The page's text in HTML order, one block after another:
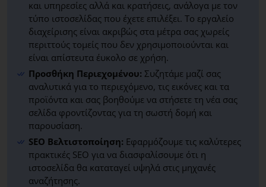
και υπηρεσίες αλλά και κρατήσεις, ανάλογα με τον
τύπο ιστοσελίδας που έχετε επιλέξει. Το εργαλείο
διαχείρισης είναι ακριβώς στα μέτρα σας χωρείς
περιττούς τομείς που δεν χρησιμοποιούνται και
είναι απίστευτα έυκολο σε χρήση.
Προσθήκη Περιεχομένου: Συζητάμε μαζί σας
αναλυτικά για το περιεχόμενο, τις εικόνες και τα
προϊόντα και σας βοηθούμε να στήσετε τη νέα σας
σελίδα φροντίζοντας για τη σωστή δομή και
παρουσίαση.
SEO Βελτιστοποίηση: Εφαρμόζουμε τις καλύτερες
πρακτικές SEO για να διασφαλίσουμε ότι η
ιστοσελίδα θα καταταγεί υψηλά στις μηχανές
αναζήτησης.